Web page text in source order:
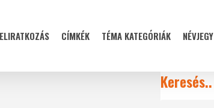
CÍMKÉK TÉMA KATEGÓRIÁK NÉVJEGY
Keresés..